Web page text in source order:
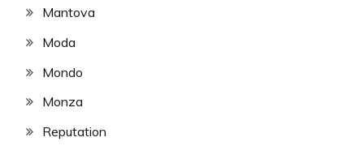
Mantova
Moda
Mondo
Monza
Reputation